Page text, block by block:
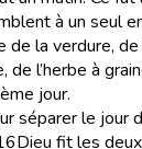
à un seul
de la verdure,
de l’herbe à
jour.
séparer le
Dieu fit les